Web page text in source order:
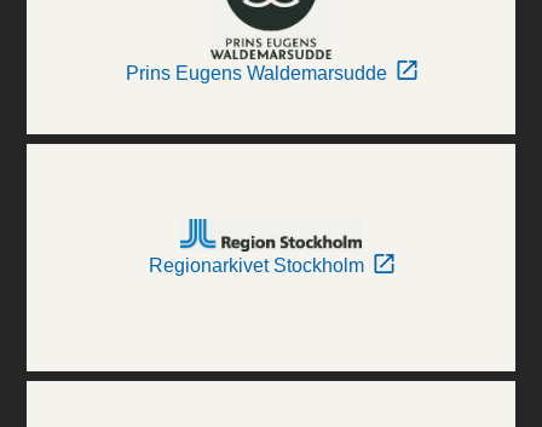
Prins Eugens Waldemarsudde
Regionarkivet Stockholm